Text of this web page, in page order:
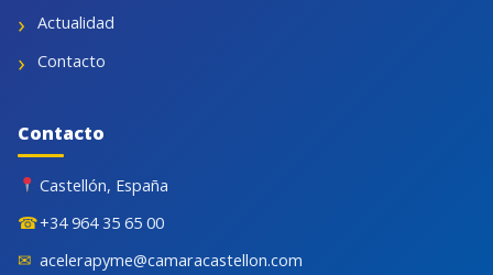
Actualidad
Contacto
Contacto
Castellón, España
☎+34 964 35 65 00
✉ acelerapyme@camaracastellon.com